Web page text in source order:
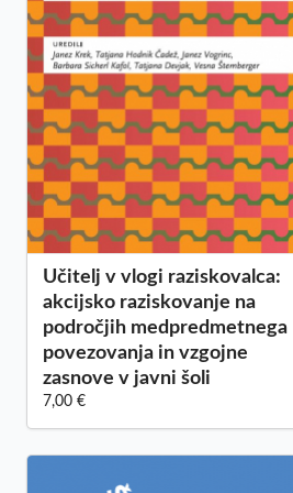
Učitelj v vlogi raziskovalca:
akcijsko raziskovanje na
področjih medpredmetnega
povezovanja in vzgojne
zasnove v javni šoli
7,00 €